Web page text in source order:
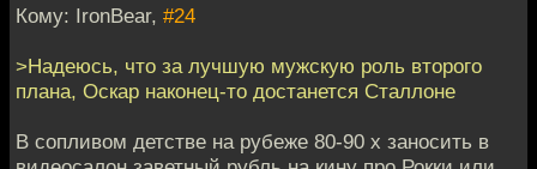
Кому: IronBear, #24
>Надеюсь, что за лучшую мужскую роль второго
плана, Оскар наконец-то достанется Сталлоне
В сопливом детстве на рубеже 80-90 х заносить в